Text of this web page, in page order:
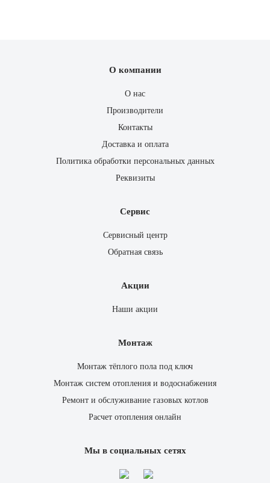
О компании
О нас
Производители
Контакты
Доставка и оплата
Политика обработки персональных данных
Реквизиты
Сервис
Сервисный центр
Обратная связь
Акции
Наши акции
Монтаж
Монтаж тёплого пола под ключ
Монтаж систем отопления и водоснабжения
Ремонт и обслуживание газовых котлов
Расчет отопления онлайн
Мы в социальных сетях